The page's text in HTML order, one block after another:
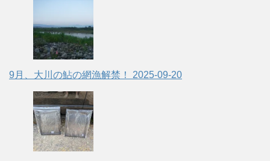
9月、大川の鮎の網漁解禁！ 2025-09-20